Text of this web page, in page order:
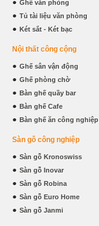
Ghế văn phòng
Tủ tài liệu văn phòng
Két sắt - Két bạc
Nội thất công cộng
Ghế sân vận động
Ghế phòng chờ
Bàn ghế quầy bar
Bàn ghế Cafe
Bàn ghế ăn công nghiệp
Sàn gỗ công nghiệp
Sàn gỗ Kronoswiss
Sàn gỗ Inovar
Sàn gỗ Robina
Sàn gỗ Euro Home
Sàn gỗ Janmi